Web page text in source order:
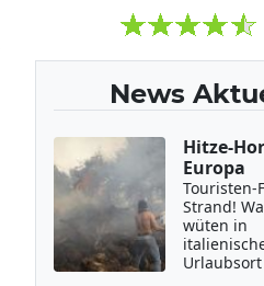
News
Hitze-
Europa
Touristen-
Strand!
wüten in
Urlaubsort